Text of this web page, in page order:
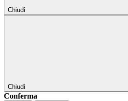
Chiudi
Chiudi
Conferma